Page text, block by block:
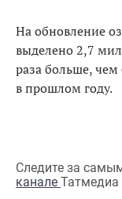
На обновление
выделено 2,7
раза больше,
в прошлом году.
Следите за
канале Татмедиа